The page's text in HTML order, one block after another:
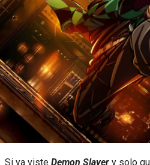
Si ya viste Demon Slayer y solo